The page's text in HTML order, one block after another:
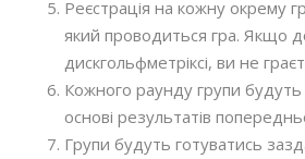
Реєстрація на кожну окрему
який проводиться гра. Якщо
дискгольфметріксі, ви не
Кожного раунду групи
основі результатів
Групи будуть готуватись